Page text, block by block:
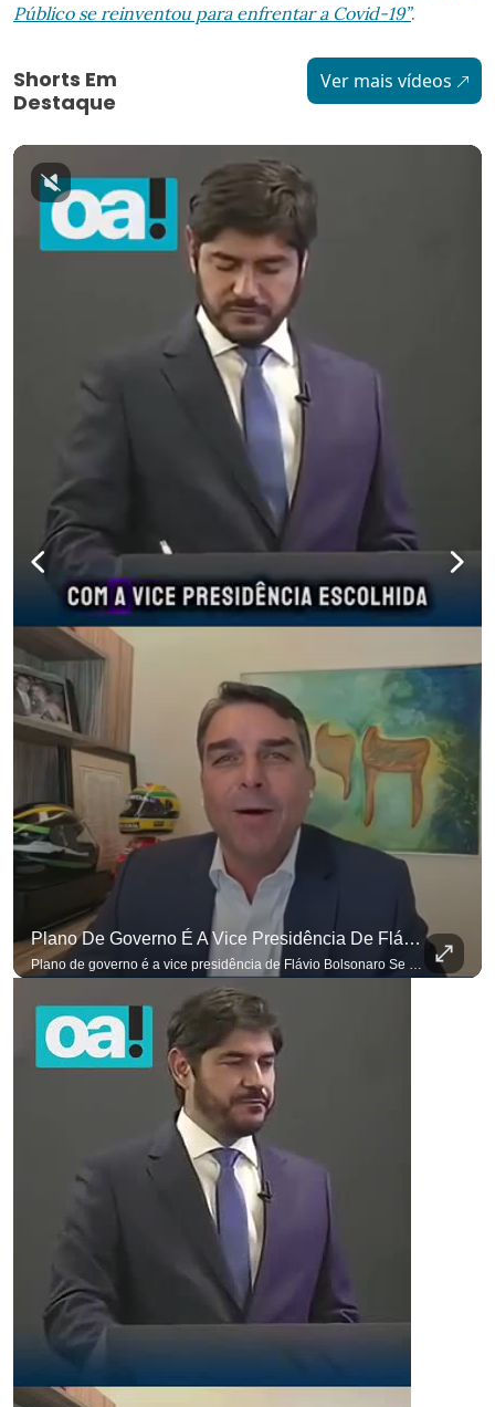
Público se reinventou para enfrentar a Covid-19”.
Shorts Em
Destaque
Ver mais vídeos
Plano De Governo É A Vice Presidência De Flávio Bolsonaro
Plano de governo é a vice presidência de Flávio Bolsonaro Se você busca informação com credibilidade, inscreva-se agora e ative o